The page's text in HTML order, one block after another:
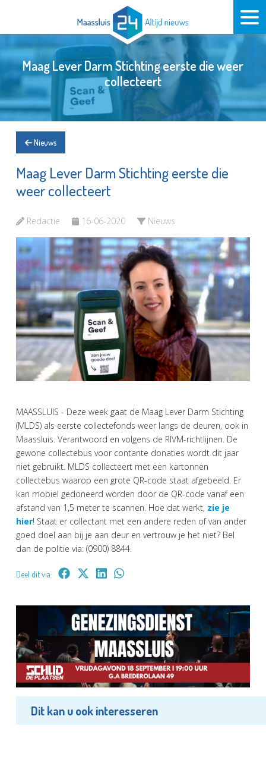
Maag Lever Darm Stichting eerste die weer
collecteert
Nieuws
Maag Lever Darm Stichting eerste die
weer collecteert
Redactie 16-06-2020 Nieuws
MAASSLUIS - Deze week gaat de Maag Lever Darm Stichting
(MLDS) als eerste collectefonds weer langs de deuren, ook in
Maassluis. Verantwoord en volgens de RIVM-richtlijnen. De
gewone collectebus voor contante donaties wordt dit jaar
niet gebruikt. MLDS collecteert met een kartonnen
collectebus waarop een grote QR-code staat afgebeeld. Er
kan mobiel gedoneerd worden door de QR-code vanaf een
afstand van 1,5 meter te scannen. Hoe dat werkt, zie je
hier! Staat er collectant met een andere reden of van ander
goed doel aan bij je aan deur en vertrouw je het niet? Bel
dan de politie via: (0900) 8844.
Deel dit via:
Dit kan u ook interesseren